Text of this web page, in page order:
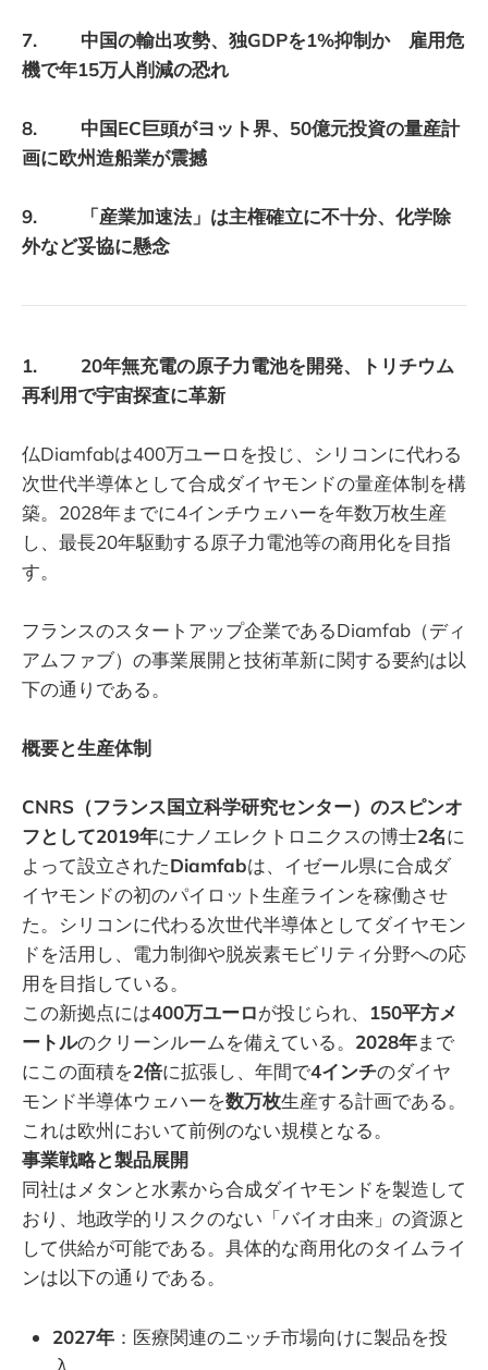
7. 中国の輸出攻勢、独GDPを1%抑制か 雇用危
機で年15万人削減の恐れ
8. 中国EC巨頭がヨット界、50億元投資の量産計
画に欧州造船業が震撼
9. 「産業加速法」は主権確立に不十分、化学除
外など妥協に懸念
1. 20年無充電の原子力電池を開発、トリチウム
再利用で宇宙探査に革新
仏Diamfabは400万ユーロを投じ、シリコンに代わる
次世代半導体として合成ダイヤモンドの量産体制を構
築。2028年までに4インチウェハーを年数万枚生産
し、最長20年駆動する原子力電池等の商用化を目指
す。
フランスのスタートアップ企業であるDiamfab（ディ
アムファブ）の事業展開と技術革新に関する要約は以
下の通りである。
概要と生産体制
CNRS（フランス国立科学研究センター）のスピンオ
フとして2019年にナノエレクトロニクスの博士2名に
よって設立されたDiamfabは、イゼール県に合成ダ
イヤモンドの初のパイロット生産ラインを稼働させ
た。シリコンに代わる次世代半導体としてダイヤモン
ドを活用し、電力制御や脱炭素モビリティ分野への応
用を目指している。
この新拠点には400万ユーロが投じられ、 150平方メ
ートルのクリーンルームを備えている。 2028年まで
にこの面積を2倍に拡張し、年間で4インチのダイヤ
モンド半導体ウェハーを数万枚生産する計画である。
これは欧州において前例のない規模となる。
事業戦略と製品展開
同社はメタンと水素から合成ダイヤモンドを製造して
おり、地政学的リスクのない「バイオ由来」の資源と
して供給が可能である。具体的な商用化のタイムライ
ンは以下の通りである。
2027年 ：医療関連のニッチ市場向けに製品を投